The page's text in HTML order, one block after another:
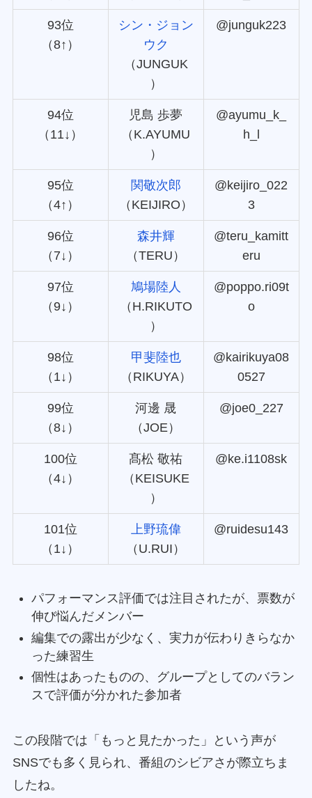
93位
（8↑）
シン・ジョン
ウク
（JUNGUK
）
@junguk223
94位
（11↓）
児島 歩夢
（K.AYUMU
）
@ayumu_k_
h_l
95位
（4↑）
関敬次郎
（KEIJIRO）
@keijiro_022
3
96位
（7↓）
森井輝
（TERU）
@teru_kamitt
eru
97位
（9↓）
鳩場陸人
（H.RIKUTO
）
@poppo.ri09t
o
98位
（1↓）
甲斐陸也
（RIKUYA）
@kairikuya08
0527
99位
（8↓）
河邊 晟
（JOE）
@joe0_227
100位
（4↓）
髙松 敬祐
（KEISUKE
）
@ke.i1108sk
101位
（1↓）
上野琉偉
（U.RUI）
@ruidesu143
パフォーマンス評価では注目されたが、票数が
伸び悩んだメンバー
編集での露出が少なく、実力が伝わりきらなか
った練習生
個性はあったものの、グループとしてのバラン
スで評価が分かれた参加者
この段階では「もっと見たかった」という声が
SNSでも多く見られ、番組のシビアさが際立ちま
したね。